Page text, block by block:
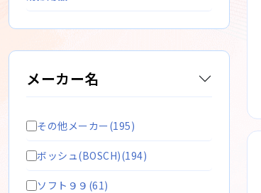
メーカー名
その他メーカー(195)
ボッシュ(BOSCH)(194)
ソフト９９(61)